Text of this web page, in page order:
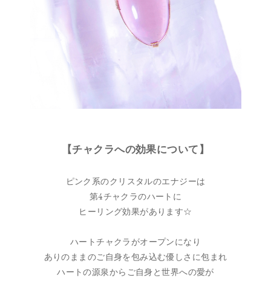
【チャクラへの効果について】
ピンク系のクリスタルのエナジーは
第4チャクラのハートに
ヒーリング効果があります☆
ハートチャクラがオープンになり
ありのままのご自身を包み込む優しさに包まれ
ハートの源泉からご自身と世界への愛が